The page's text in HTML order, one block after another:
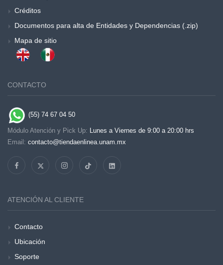
Créditos
Documentos para alta de Entidades y Dependencias (.zip)
Mapa de sitio
CONTACTO
(55) 74 67 04 50
Módulo Atención y Pick Up: Lunes a Viernes de 9:00 a 20:00 hrs
Email: contacto@tiendaenlinea.unam.mx
ATENCIÓN AL CLIENTE
Contacto
Ubicación
Soporte